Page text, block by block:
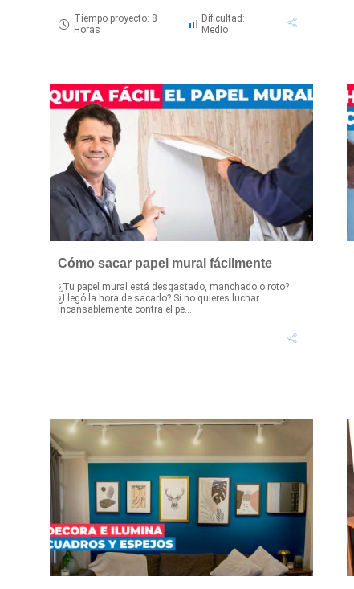
Tiempo proyecto: 8
Horas
Dificultad:
Medio
Cómo sacar papel mural fácilmente
¿Tu papel mural está desgastado, manchado o roto?
¿Llegó la hora de sacarlo? Si no quieres luchar
incansablemente contra el pe...